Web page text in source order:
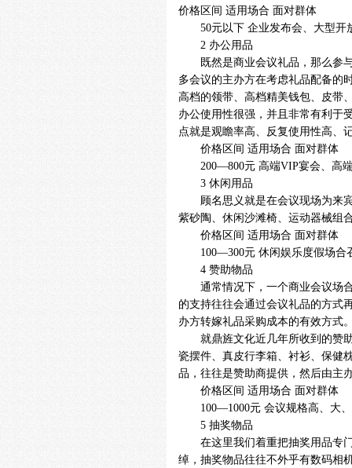
价格区间 适用场合 面对群体
50元以下 企业发布会、大型开
2 办公用品
既然是商业会议礼品，那么参与
多会议的主办方在考虑礼品配备的
高档的领带、高档精美钱包、皮带
办公使用性很强，并且非常有利于
点就是观瞻率高、反复使用性高、
价格区间 适用场合 面对群体
200—800元 高端VIP宴会、高端
3 休闲用品
顾名思义就是在会议现场为来宾
紫砂陶、休闲沙滩椅、运动器械组
价格区间 适用场合 面对群体
100—300元 休闲娱乐度假场合召
4 赞助物品
通常情况下，一个商业会议场合
的支持往往会通过会议礼品的方式
办方转嫁礼品采购成本的有效方式
就鼎旌文化近几年所收到的赞助
瓷摆件、真皮行李箱、衬衫、保健
品，往往是赞助商提供，然后由主
价格区间 适用场合 面对群体
100—1000元 会议规格高、大、
5 抽奖物品
在这里我们着重把抽奖用品专门
绰，抽奖物品往往不外乎有数码相